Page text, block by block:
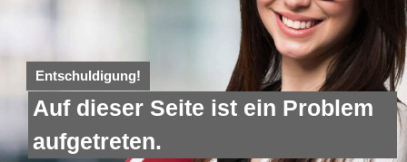
Auf dieser Seite ist ein Prob­lem
aufgetreten.
Entschuldigung!